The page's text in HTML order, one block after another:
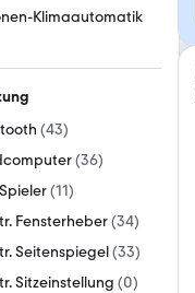
Klimaautomatik
(43)
(36)
(11)
Fensterheber(34)
Seitenspiegel(33)
Sitzeinstellung (0)